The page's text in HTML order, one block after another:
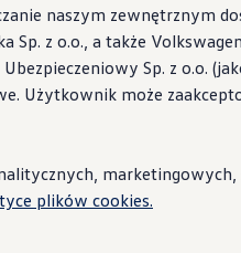
Wallbox ID.Charger
stacje i porady
i
z normą środowiskową
naszym zewnętrznym
z o.o., a także
Ubezpieczeniowy Sp. z o.o.
Użytkownik może
plików cookies.